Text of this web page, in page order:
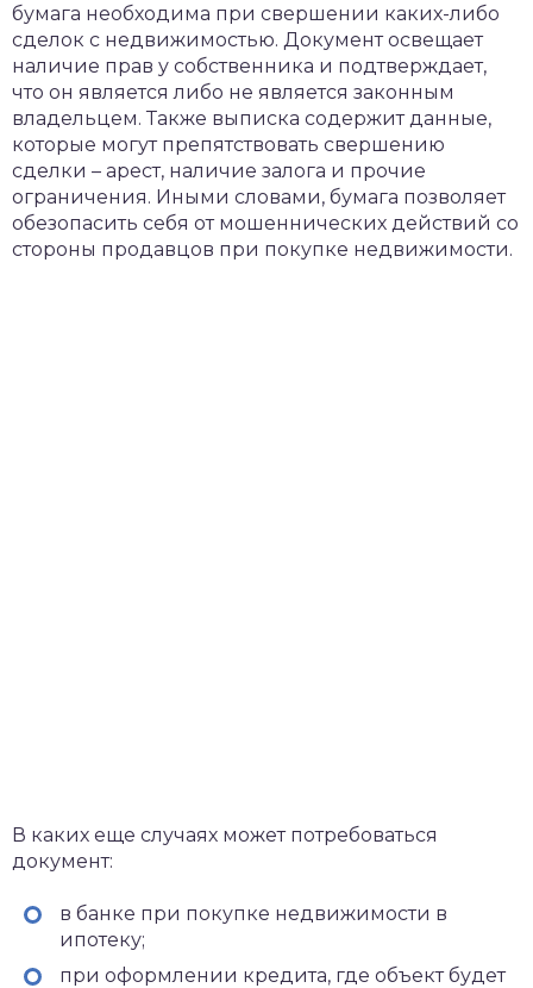
бумага необходима при свершении каких-либо
сделок с недвижимостью. Документ освещает
наличие прав у собственника и подтверждает,
что он является либо не является законным
владельцем. Также выписка содержит данные,
которые могут препятствовать свершению
сделки – арест, наличие залога и прочие
ограничения. Иными словами, бумага позволяет
обезопасить себя от мошеннических действий со
стороны продавцов при покупке недвижимости.
В каких еще случаях может потребоваться
документ:
в банке при покупке недвижимости в
ипотеку;
при оформлении кредита, где объект будет